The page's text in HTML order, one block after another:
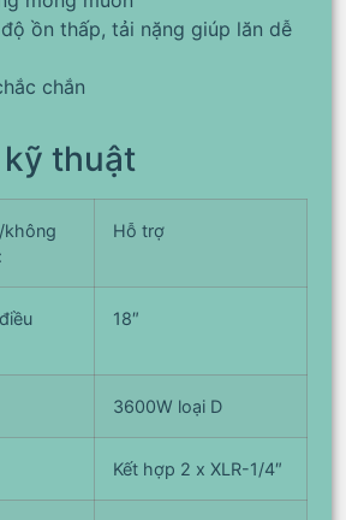
ồn thấp, tải nặng giúp lăn dễ
chắn
thuật
Hỗ trợ
18″
3600W loại D
Kết hợp 2 x XLR-1/4″